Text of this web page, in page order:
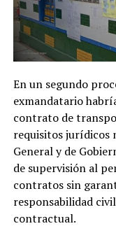
En un segundo
exmandatario
contrato de
requisitos jurídicos
General y de
de supervisión al
contratos sin
responsabilidad
contractual.